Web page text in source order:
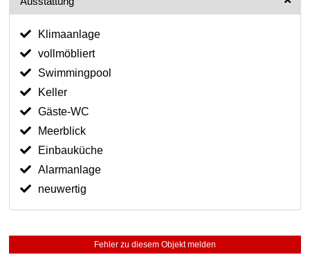
Klimaanlage
vollmöbliert
Swimmingpool
Keller
Gäste-WC
Meerblick
Einbauküche
Alarmanlage
neuwertig
Fehler zu diesem Objekt melden